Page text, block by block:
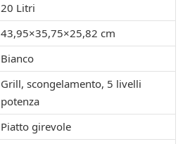
20 Litri
43,95×35,75×25,82 cm
Bianco
Grill, scongelamento, 5 livelli
potenza
Piatto girevole